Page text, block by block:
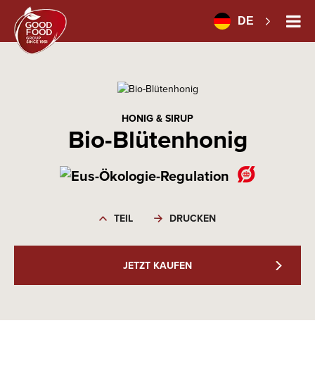
DE
HONIG & SIRUP
Bio-Blütenhonig
TEIL DRUCKEN
JETZT KAUFEN